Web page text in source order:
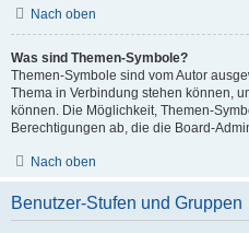
Nach oben
Was sind Themen-Symbole?
Themen-Symbole sind vom Autor
Thema in Verbindung stehen können,
können. Die Möglichkeit, Themen-
Berechtigungen ab, die die Board-
Nach oben
Benutzer-Stufen und Gruppen